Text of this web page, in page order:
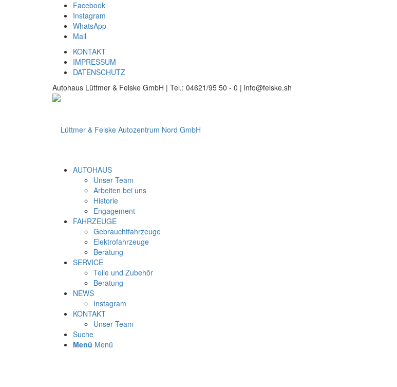
Facebook
Instagram
WhatsApp
Mail
KONTAKT
IMPRESSUM
DATENSCHUTZ
Autohaus Lüttmer & Felske GmbH | Tel.: 04621/95 50 - 0 | info@felske.sh
AUTOHAUS
Unser Team
Arbeiten bei uns
Historie
Engagement
FAHRZEUGE
Gebrauchtfahrzeuge
Elektrofahrzeuge
Beratung
SERVICE
Teile und Zubehör
Beratung
NEWS
Instagram
KONTAKT
Unser Team
Suche
Menü Menü